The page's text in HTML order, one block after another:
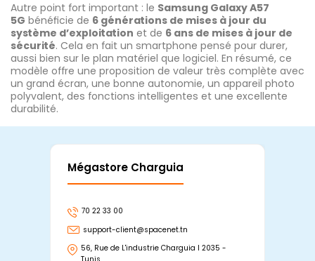
Autre point fort important : le Samsung Galaxy A57
5G bénéficie de 6 générations de mises à jour du
système d’exploitation et de 6 ans de mises à jour de
sécurité. Cela en fait un smartphone pensé pour durer,
aussi bien sur le plan matériel que logiciel. En résumé, ce
modèle offre une proposition de valeur très complète avec
un grand écran, une bonne autonomie, un appareil photo
polyvalent, des fonctions intelligentes et une excellente
durabilité.
Mégastore Charguia
70 22 33 00
support-client@spacenet.tn
56, Rue de L'industrie Charguia I 2035 -